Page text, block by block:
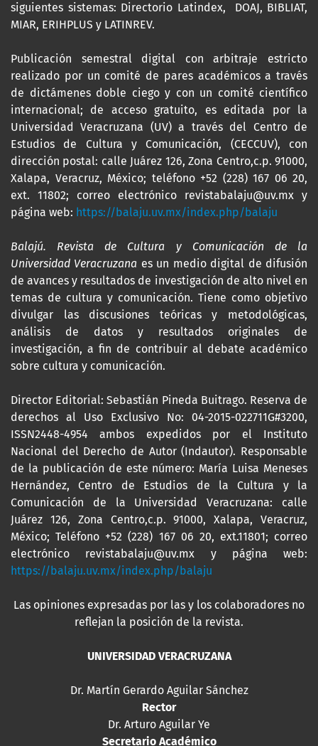
siguientes sistemas: Directorio Latindex, DOAJ, BIBLIAT,
MIAR, ERIHPLUS y LATINREV.
Publicación semestral digital con arbitraje estricto
realizado por un comité de pares académicos a través
de dictámenes doble ciego y con un comité científico
internacional; de acceso gratuito, es editada por la
Universidad Veracruzana (UV) a través del Centro de
Estudios de Cultura y Comunicación, (CECCUV), con
dirección postal: calle Juárez 126, Zona Centro,c.p. 91000,
Xalapa, Veracruz, México; teléfono +52 (228) 167 06 20,
ext. 11802; correo electrónico revistabalaju@uv.mx y
página web: https://balaju.uv.mx/index.php/balaju
Balajú. Revista de Cultura y Comunicación de la
Universidad Veracruzana es un medio digital de difusión
de avances y resultados de investigación de alto nivel en
temas de cultura y comunicación. Tiene como objetivo
divulgar las discusiones teóricas y metodológicas,
análisis de datos y resultados originales de
investigación, a fin de contribuir al debate académico
sobre cultura y comunicación.
Director Editorial: Sebastián Pineda Buitrago. Reserva de
derechos al Uso Exclusivo No: 04-2015-022711G#3200,
ISSN2448-4954 ambos expedidos por el Instituto
Nacional del Derecho de Autor (Indautor). Responsable
de la publicación de este número: María Luisa Meneses
Hernández, Centro de Estudios de la Cultura y la
Comunicación de la Universidad Veracruzana: calle
Juárez 126, Zona Centro,c.p. 91000, Xalapa, Veracruz,
México; Teléfono +52 (228) 167 06 20, ext.11801; correo
electrónico revistabalaju@uv.mx y página web:
https://balaju.uv.mx/index.php/balaju
Las opiniones expresadas por las y los colaboradores no
reflejan la posición de la revista.
UNIVERSIDAD VERACRUZANA
Dr. Martín Gerardo Aguilar Sánchez
Rector
Dr. Arturo Aguilar Ye
Secretario Académico